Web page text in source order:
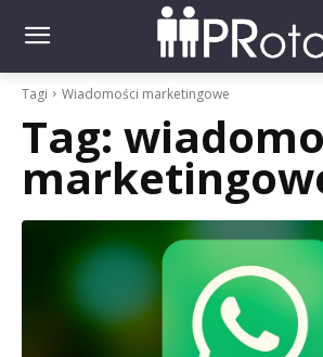
Tagi Wiadomości marketingowe
Tag: